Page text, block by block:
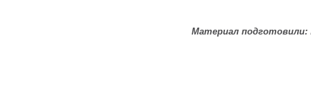
Материал подготовили: